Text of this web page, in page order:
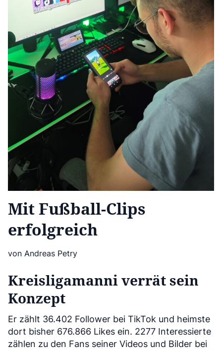
Mit Fußball-Clips
erfolgreich
von Andreas Petry
Kreisligamanni verrät sein
Konzept
Er zählt 36.402 Follower bei TikTok und heimste
dort bisher 676.866 Likes ein. 2277 Interessierte
zählen zu den Fans seiner Videos und Bilder bei